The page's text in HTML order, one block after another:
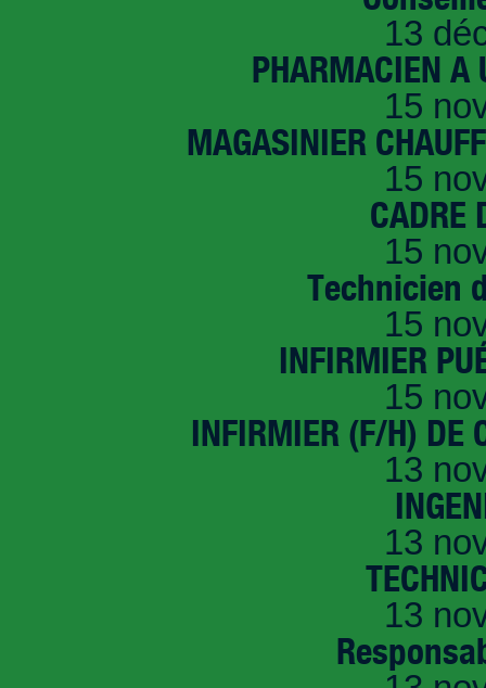
13
PHARMACIEN A
15
MAGASINIER
15
CADRE
15
Technicien
15
INFIRMIER
15
INFIRMIER (F/H) DE
13
13
13